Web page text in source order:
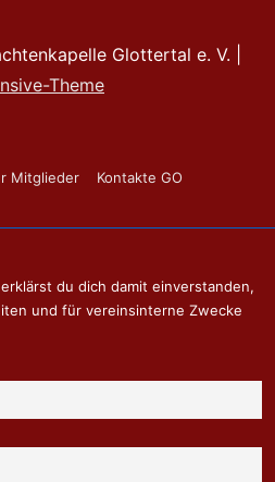
Glottertal e. V.
Theme
Mitglieder Kontakte GO
du dich damit einverstanden,
und für vereinsinterne Zwecke